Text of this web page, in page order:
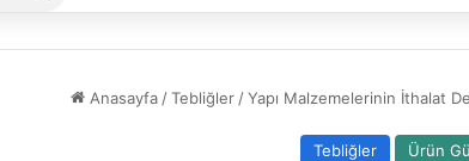
Anasayfa / Tebliğler / Yapı Malzemelerinin İthalat
Tebliğler Ürün